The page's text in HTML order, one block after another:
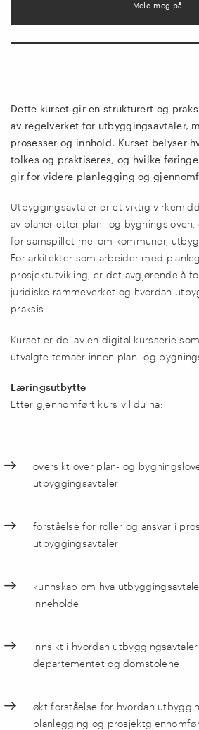
Meld meg på
Dette kurset gir en strukturert og
av regelverket for utbyggingsavtaler,
prosesser og innhold. Kurset belyser
tolkes og praktiseres, og hvilke
gir for videre planlegging og
Utbyggingsavtaler er et viktig
av planer etter plan- og
for samspillet mellom kommuner,
For arkitekter som arbeider med
prosjektutvikling, er det avgjørende å
juridiske rammeverket og hvordan
praksis.
Kurset er del av en digital kursserie
utvalgte temaer innen plan- og
Læringsutbytte
Etter gjennomført kurs vil du ha:
oversikt over plan- og
utbyggingsavtaler
forståelse for roller og ansvar i
utbyggingsavtaler
kunnskap om hva
inneholde
innsikt i hvordan
departementet og domstolene
økt forståelse for hvordan
planlegging og